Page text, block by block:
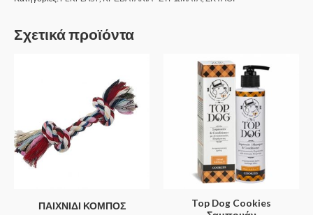
Σχετικά προϊόντα
ΠΑΙΧΝΙΔΙ ΚΟΜΠΟΣ
Top Dog Cookies